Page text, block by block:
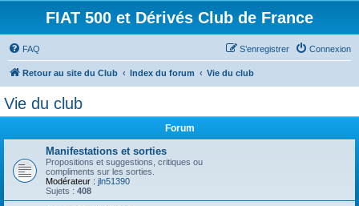
FIAT 500 et Dérivés Club de France
FAQ Connexion
S’enregistrer
Retour au site du Club Index du forum Vie du club
Vie du club
Forum
Manifestations et sorties
Propositions et suggestions, critiques ou
compliments sur les sorties.
Modérateur : jln51390
Sujets : 408